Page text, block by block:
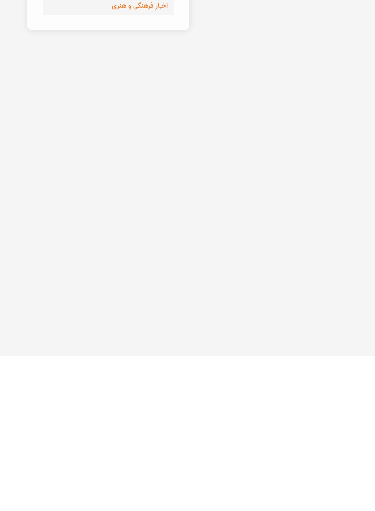
اخبار فرهنگی و هنری